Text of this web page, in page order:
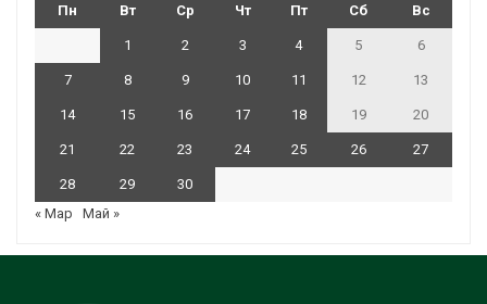
Пн Вт Ср Чт Пт Сб Вс
1 2 3 4 5 6
7 8 9 10 11 12 13
14 15 16 17 18 19 20
21 22 23 24 25 26 27
28 29
30
« Мар
Май »